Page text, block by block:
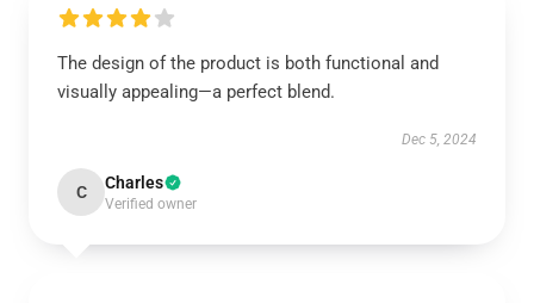
The design of the product is both functional and
visually appealing—a perfect blend.
Dec 5, 2024
C Charles
Verified owner